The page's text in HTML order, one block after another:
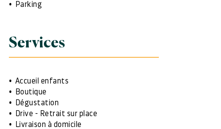
Parking
Services
Accueil enfants
Boutique
Dégustation
Drive - Retrait sur place
Livraison à domicile